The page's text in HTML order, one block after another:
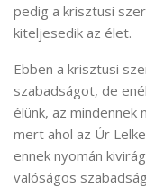
pedig a krisztusi
kiteljesedik az élet.
Ebben a krisztusi
szabadságot, de
élünk, az mindennek
mert ahol az Úr
ennek nyomán
valóságos